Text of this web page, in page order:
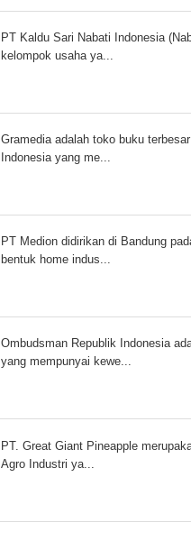
PT Kaldu Sari Nabati Indonesia
kelompok usaha ya...
Gramedia adalah toko buku
Indonesia yang me...
PT Medion didirikan di Bandung
bentuk home indus...
Ombudsman Republik Indonesia
yang mempunyai kewe...
PT. Great Giant Pineapple
Agro Industri ya...